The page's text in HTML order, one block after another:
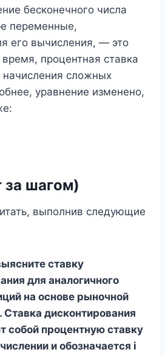
бесконечного числа
переменные,
его вычисления, — это
процентная ставка
сложных
уравнение изменено,
за шагом)
выполнив следующие
ставку
для аналогичного
на основе рыночной
дисконтирования
собой процентную ставку
и обозначается i